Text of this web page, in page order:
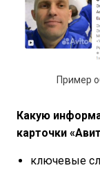
Пример
Какую
карточки
ключевые